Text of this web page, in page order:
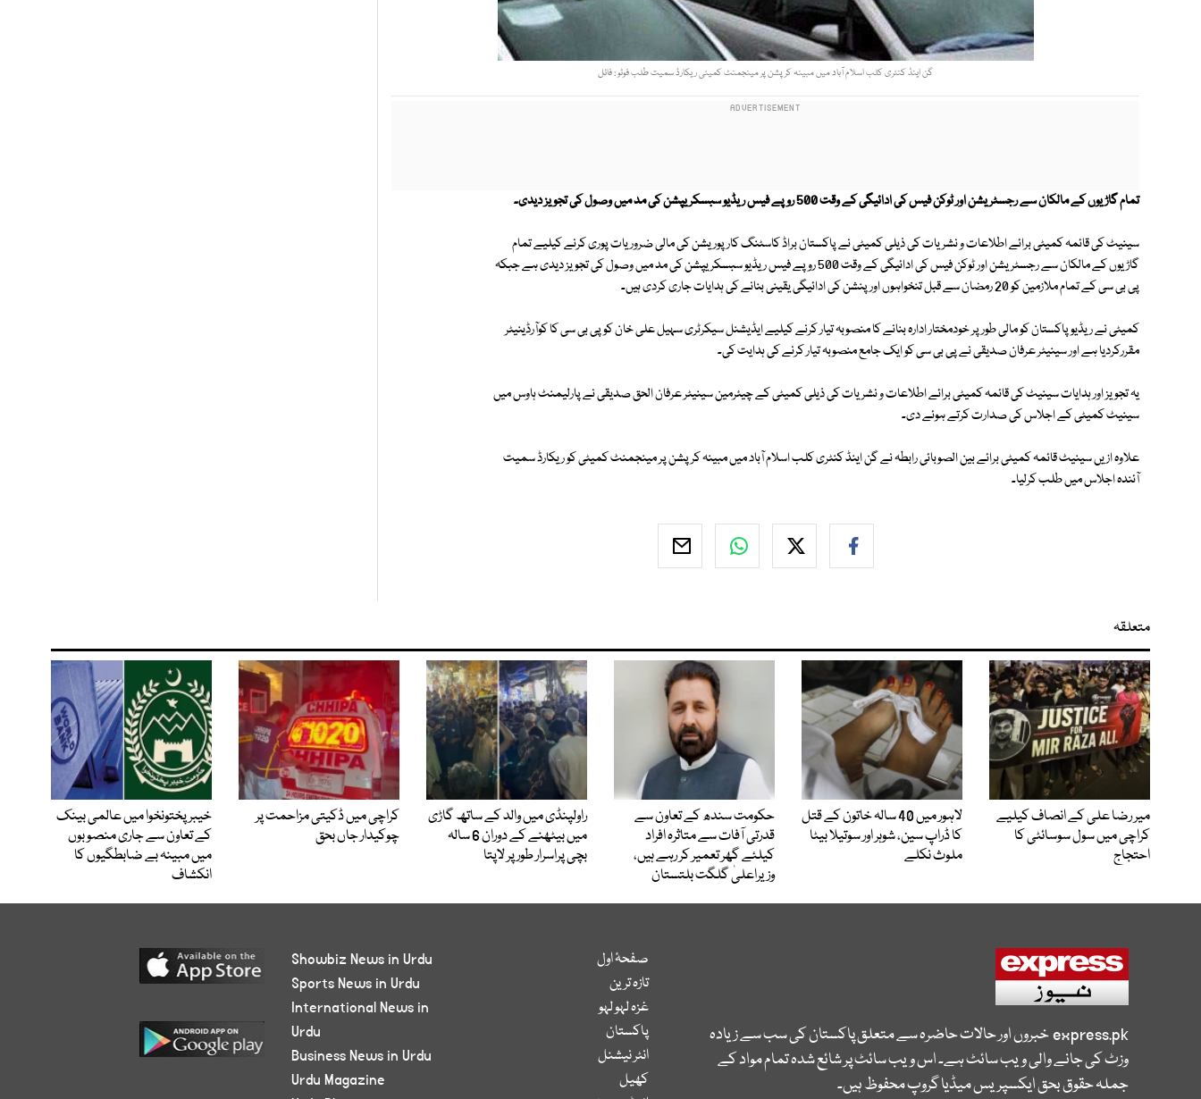
گن اینڈ کنٹری کلب اسلام آباد میں مبینہ کرپشن پر مینجمنٹ کمیٹی ریکارڈ سمیت طلب فوٹو : فائل
تمام گاڑیوں کے مالکان سے رجسٹریشن اور ٹوکن فیس کی ادائیگی کے وقت 500 روپے فیس ریڈیو سبسکریپشن کی مد میں وصول کی تجویز دیدی۔
سینیٹ کی قائمہ کمیٹی برائے اطلاعات و نشریات کی ذیلی کمیٹی نے پاکستان براڈ کاسٹنگ کارپوریشن کی مالی ضروریات پوری کرنے کیلیے تمام
گاڑیوں کے مالکان سے رجسٹریشن اور ٹوکن فیس کی ادائیگی کے وقت 500 روپے فیس ریڈیو سبسکریپشن کی مد میں وصول کی تجویز دیدی ہے جبکہ
پی بی سی کے تمام ملازمین کو 20 رمضان سے قبل تنخواہوں اور پنشن کی ادائیگی یقینی بنانے کی ہدایات جاری کردی ہیں۔
کمیٹی نے ریڈیو پاکستان کو مالی طور پر خودمختار ادارہ بنانے کا منصوبہ تیار کرنے کیلیے ایڈیشنل سیکرٹری سہیل علی خان کو پی بی سی کا کوآرڈینیٹر
مقررکردیا ہے اور سینیٹر عرفان صدیقی نے پی بی سی کو ایک جامع منصوبہ تیار کرنے کی ہدایت کی۔
یہ تجویز اور ہدایات سینیٹ کی قائمہ کمیٹی برائے اطلاعات و نشریات کی ذیلی کمیٹی کے چیئرمین سینیٹر عرفان الحق صدیقی نے پارلیمنٹ ہاوس میں
سینیٹ کمیٹی کے اجلاس کی صدارت کرتے ہوئے دی۔
علاوہ ازیں سینیٹ قائمہ کمیٹی برائے بین الصوبائی رابطہ نے گن اینڈ کنٹری کلب اسلام آباد میں مبینہ کرپشن پر مینجمنٹ کمیٹی کو ریکارڈ سمیت
آئندہ اجلاس میں طلب کرلیا۔
متعلقہ
میر رضا علی کے انصاف کیلیے
کراچی میں سول سوسائٹی کا
احتجاج
لاہور میں 40 سالہ خاتون کے قتل
کا ڈراپ سین، شوہر اور سوتیلا بیٹا
ملوث نکلے
حکومت سندھ کے تعاون سے
قدرتی آفات سے متاثرہ افراد
کیلئے گھر تعمیر کر رہے ہیں،
وزیراعلیٰ گلگت بلتستان
راولپنڈی میں والد کے ساتھ گاڑی
میں بیٹھنے کے دوران 6 سالہ
بچی پراسرار طور پر لاپتا
کراچی میں ڈکیتی مزاحمت پر
چوکیدار جاں بحق
خیبرپختونخوا میں عالمی بینک
کے تعاون سے جاری منصوبوں
میں مبینہ بے ضابطگیوں کا
انکشاف
express.pkخبروں اور حالات حاضرہ سے متعلق پاکستان کی سب سے زیادہ
وزٹ کی جانے والی ویب سائٹ ہے۔ اس ویب سائٹ پر شائع شدہ تمام مواد کے
جملہ حقوق بحق ایکسپریس میڈیا گروپ محفوظ ہیں۔
صفحۂ اول
تازہ ترین
غزہ لہو لہو
پاکستان
انٹر نیشنل
کھیل
Showbiz News in Urdu
Sports News in Urdu
International News in
Urdu
Business News in Urdu
Urdu Magazine